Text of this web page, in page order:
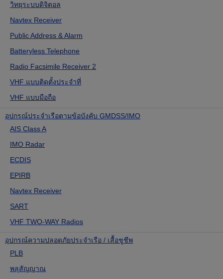
วิทยุระบบดิจิตอล
Navtex Receiver
Public Address & Alarm
Batteryless Telephone
Radio Facsimile Receiver 2
VHF แบบติดตั้งประจำที่
VHF แบบมือถือ
อุปกรณ์ประจำเรือตามข้อบังคับ GMDSS/IMO
AIS Class A
IMO Radar
ECDIS
EPIRB
Navtex Receiver
SART
VHF TWO-WAY Radios
อุปกรณ์ความปลอดภัยประจำเรือ / เสื้อชูชีพ
PLB
พลุสัญญาณ